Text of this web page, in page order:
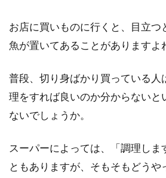
お店に買いものに行くと、目立つ
魚が置いてあることがありますよ
普段、切り身ばかり買っている人
理をすれば良いのか分からないと
ないでしょうか。
スーパーによっては、「調理しま
ともありますが、そもそもどうや